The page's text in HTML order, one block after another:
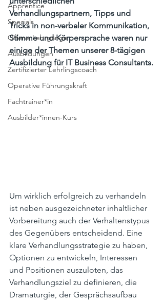
Apprentice
Specials
Offene Lehrgänge
Ausbildungen
Zertifizierter Lehrlingscoach
Operative Führungskraft
Fachtrainer*in
Ausbilder*innen-Kurs
Verhandlungspartnern, Tipps und
Tricks in non-verbaler Kommunikation,
Stimme und Körpersprache waren nur
einige der Themen unserer 8-tägigen
Ausbildung für IT Business Consultants.
Um wirklich erfolgreich zu verhandeln
ist neben ausgezeichneter inhaltlicher
Vorbereitung auch der Verhaltenstypus
des Gegenübers entscheidend. Eine
klare Verhandlungsstrategie zu haben,
Optionen zu entwickeln, Interessen
und Positionen auszuloten, das
Verhandlungsziel zu definieren, die
Dramaturgie, der Gesprächsaufbau